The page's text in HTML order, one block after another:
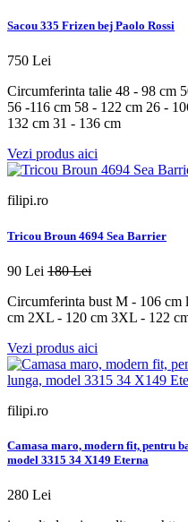
Sacou 335 Frizen bej Paolo Rossi
750 Lei
Circumferinta talie 48 - 98 cm
56 -116 cm 58 - 122 cm 26 -
132 cm 31 - 136 cm
Vezi produs aici
filipi.ro
Tricou Broun 4694 Sea Barrier
90 Lei 180 Lei
Circumferinta bust M - 106
cm 2XL - 120 cm 3XL - 122
Vezi produs aici
filipi.ro
Camasa maro, modern fit, pentru
model 3315 34 X149 Eterna
280 Lei